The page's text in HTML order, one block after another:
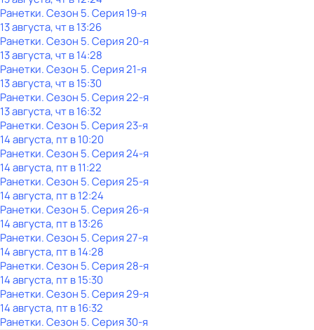
Ранетки. Сезон 5. Серия 19-я
13 августа, чт в 13:26
Ранетки. Сезон 5. Серия 20-я
13 августа, чт в 14:28
Ранетки. Сезон 5. Серия 21-я
13 августа, чт в 15:30
Ранетки. Сезон 5. Серия 22-я
13 августа, чт в 16:32
Ранетки. Сезон 5. Серия 23-я
14 августа, пт в 10:20
Ранетки. Сезон 5. Серия 24-я
14 августа, пт в 11:22
Ранетки. Сезон 5. Серия 25-я
14 августа, пт в 12:24
Ранетки. Сезон 5. Серия 26-я
14 августа, пт в 13:26
Ранетки. Сезон 5. Серия 27-я
14 августа, пт в 14:28
Ранетки. Сезон 5. Серия 28-я
14 августа, пт в 15:30
Ранетки. Сезон 5. Серия 29-я
14 августа, пт в 16:32
Ранетки. Сезон 5. Серия 30-я